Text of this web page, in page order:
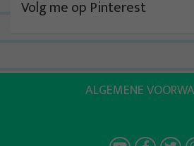
Volg me op Pinterest
ALGEMENE